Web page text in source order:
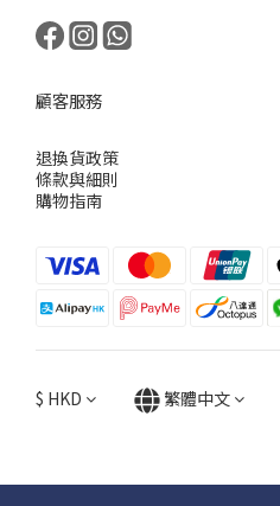
顧客服務
退換貨政策
條款與細則
購物指南
$ HKD 繁體中文